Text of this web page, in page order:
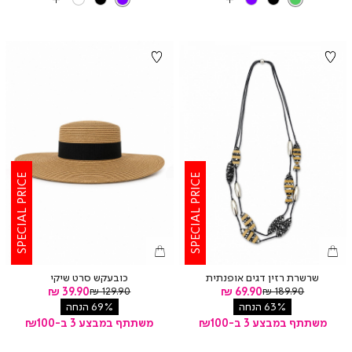
עוד
עוד
SPECIAL PRICE
שרשרת רזין דגים אופנתית
מחיר
מוצר
69.90 ₪
מחיר
רגיל
189.90 ₪
63% הנחה
משתתף במבצע 3 ב-₪100
SPECIAL PRICE
כובעקש סרט שיקי
מחיר
מוצר
39.90 ₪
מחיר
רגיל
129.90 ₪
69% הנחה
משתתף במבצע 3 ב-₪100